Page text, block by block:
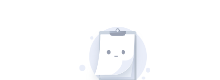
• სახელშეკრულებო დავები: შეუსრულებელი
ვალდებულებები, ვალების დაბრუნება, ზიანის
ანაზღაურება და ხელშეკრულებების სამართლებრივი